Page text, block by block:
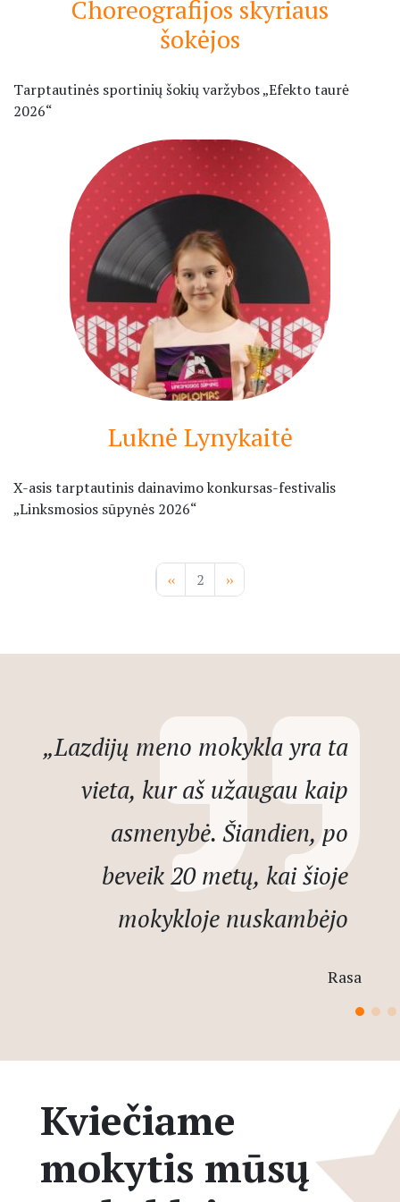
Choreografijos skyriaus
šokėjos
Tarptautinės sportinių šokių varžybos „Efekto taurė
2026“
Luknė Lynykaitė
X-asis tarptautinis dainavimo konkursas-festivalis
„Linksmosios sūpynės 2026“
Pagination
Previous
page
‹‹ 2
Next
page
››
„Lazdijų meno mokykla yra ta
vieta, kur aš užaugau kaip
asmenybė. Šiandien, po
beveik 20 metų, kai šioje
mokykloje nuskambėjo
kertiniai akmenys. Kūrybiškai
žvelgti į pasaulį, niekada
Rasa
Kviečiame
mokytis mūsų